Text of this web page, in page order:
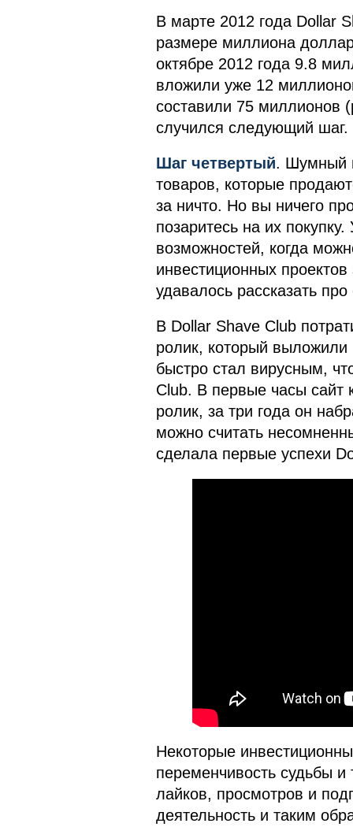
В марте 2012 года Dollar
размере миллиона
октябре 2012 года 9.8
вложили уже 12
составили 75 миллионов
случился следующий шаг.
Шаг четвертый. Шумный
товаров, которые
за ничто. Но вы ничего
позаритесь на их
возможностей, когда
инвестиционных
удавалось рассказать
В Dollar Shave Club
ролик, который
быстро стал вирусным,
Club. В первые часы сайт
ролик, за три года он
можно считать
сделала первые успехи
Некоторые
переменчивость судьбы и
лайков, просмотров и
деятельность и таким